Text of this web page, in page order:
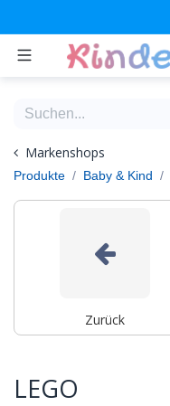
Markenshops
Produkte
Baby & Kind
Zurück
LEGO